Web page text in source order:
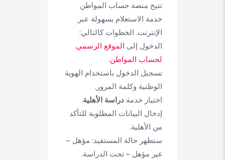
تتيح منصة حساب المواطن
خدمة الاستعلام بسهولة عبر
الإنترنت. الخطوات كالتالي:
الدخول إلى الموقع الرسمي
لحساب المواطن.
تسجيل الدخول باستخدام الهوية
الوطنية وكلمة المرور.
اختيار خدمة دراسة الأهلية.
إدخال البيانات المطلوبة للتأكد
من الأهلية.
ستظهر حالة المستفيد: مؤهل –
غير مؤهل – تحت الدراسة.